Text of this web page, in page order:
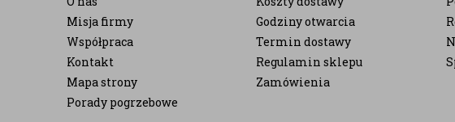
Misja firmy
Współpraca
Kontakt
Mapa strony
Porady pogrzebowe
Godziny otwarcia
Termin dostawy
Regulamin sklepu
Zamówienia